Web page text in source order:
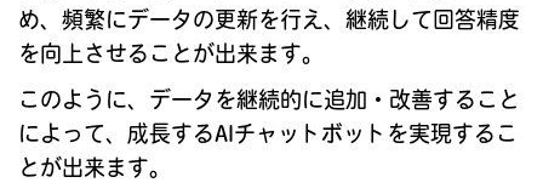
め、頻繁にデータの更新を行え、継続して回答精度
を向上させることが出来ます。
このように、データを継続的に追加・改善すること
によって、成長するAIチャットボットを実現するこ
とが出来ます。